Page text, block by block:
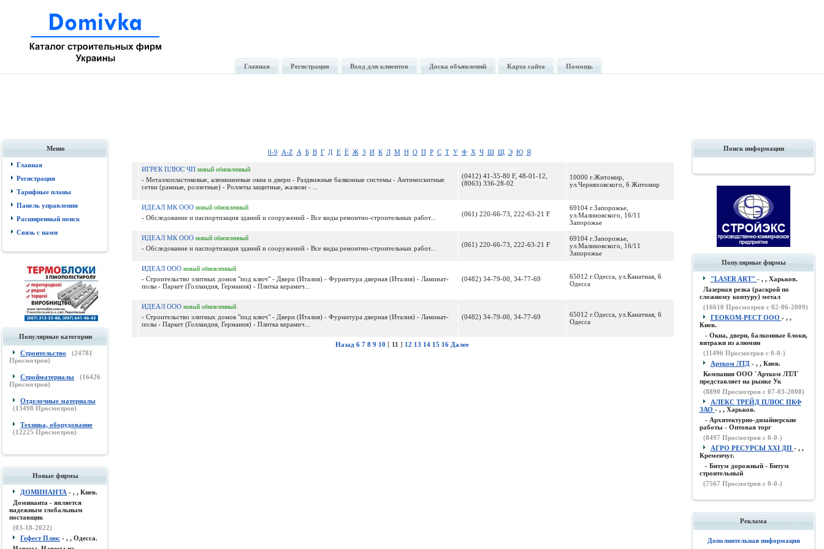
Главная Регистрация Вход для клиентов Доска объявлений Карта сайта Помощь
Меню
Главная
Регистрация
Тарифные планы
Панель управления
Расширенный поиск
Связь с нами
Популярные категории
Строительство (24781
Просмотров)
Стройматериалы (16426
Просмотров)
Отделочные материалы
(13498 Просмотров)
Техника, оборудование
(12225 Просмотров)
Новые фирмы
ДОМИНАНТА - , , Киев.
Доминанта - является
надежным глобальным
поставщик
(03-18-2022)
Гефест Плюс - , , Одесса.
0-9 A-Z А Б В Г Д Е Ё Ж З И К Л М Н О П Р С Т У Ф Х Ч Ш Щ Э Ю Я
ИГРЕК ПЛЮС ЧП новый обновленный
- Металлопластиковые, алюминиевые окна и двери - Раздвижные балконные системы - Антимоскитные
сетки (рамные, роллетные) - Роллеты защитные, жалюзи - ...
(0412) 41-35-80 F, 48-01-12,
(8063) 336-28-02
10000 г.Житомир,
ул.Черняховского, 6 Житомир
ИДЕАЛ МК ООО новый обновленный
- Обследование и паспортизация зданий и сооружений - Все виды ремонтно-строительных работ... (061) 220-66-73, 222-63-21 F
69104 г.Запорожье,
ул.Малиновского, 16/11
Запорожье
ИДЕАЛ МК ООО новый обновленный
- Обследование и паспортизация зданий и сооружений - Все виды ремонтно-строительных работ... (061) 220-66-73, 222-63-21 F
69104 г.Запорожье,
ул.Малиновского, 16/11
Запорожье
ИДЕАЛ ООО новый обновленный
- Строительство элитных домов "под ключ" - Двери (Италия) - Фурнитура дверная (Италия) - Ламинат-
полы - Паркет (Голландия, Германия) - Плитка керамич...
(0482) 34-79-00, 34-77-69
65012 г.Одесса, ул.Канатная, 6
Одесса
ИДЕАЛ ООО новый обновленный
- Строительство элитных домов "под ключ" - Двери (Италия) - Фурнитура дверная (Италия) - Ламинат-
полы - Паркет (Голландия, Германия) - Плитка керамич...
(0482) 34-79-00, 34-77-69
65012 г.Одесса, ул.Канатная, 6
Одесса
Назад 6 7 8 9 10 [ 11 ] 12 13 14 15 16 Далее
Поиск информации
Популярные фирмы
"LASER ART" - , , Харьков.
Лазерная резка (раскрой по
сложному контуру) метал
(16610 Просмотров с 02-06-2009)
ГЕОКОМ-РЕСТ ООО - , ,
Киев.
- Окна, двери, балконные блоки,
витражи из алюмин
(11496 Просмотров с 0-0-)
Артком ЛТД- , , Киев.
Компания ООО `Артком ЛТЛ`
представляет на рынке Ук
(8890 Просмотров с 07-03-2008)
АЛЕКС ТРЕЙД ПЛЮС ПКФ
ЗАО - , , Харьков.
- Архитектурно-дизайнерские
работы - Оптовая торг
(8497 Просмотров с 0-0-)
АГРО РЕСУРСЫ XXI ДП - , ,
Кременчуг.
- Битум дорожный - Битум
строительный
(7567 Просмотров с 0-0-)
Реклама
Дополнительная информация